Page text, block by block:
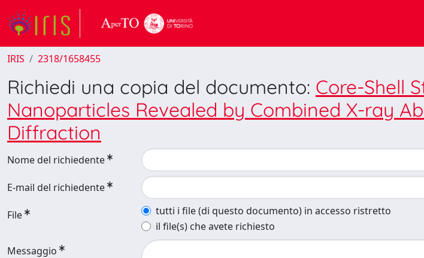
IRIS 2318/1658455
Richiedi una copia del documento: Core-Shell
Nanoparticles Revealed by Combined X-ray
Diffraction
Nome del richiedente
E-mail del richiedente
File
tutti i file (di questo documento) in accesso ristretto
il file(s) che avete richiesto
Messaggio